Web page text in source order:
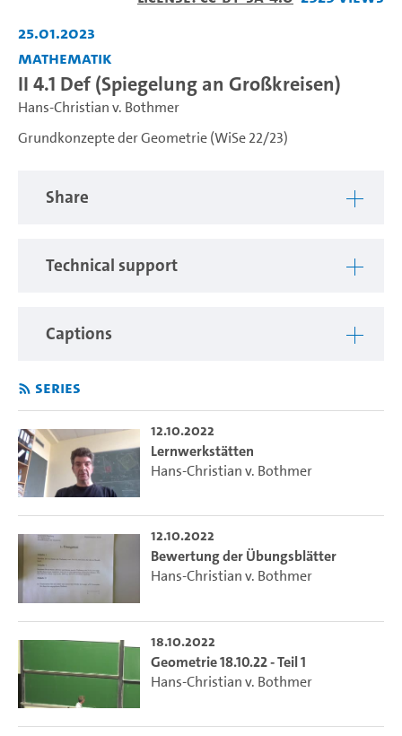
25.01.2023
Mathematik
II 4.1 Def (Spiegelung an Großkreisen)
Hans-Christian v. Bothmer
Grundkonzepte der Geometrie (WiSe 22/23)
Share
Technical support
Captions
Series
12.10.2022
Lernwerkstätten
Hans-Christian v. Bothmer
12.10.2022
Bewertung der Übungsblätter
Hans-Christian v. Bothmer
18.10.2022
Geometrie 18.10.22 - Teil 1
Hans-Christian v. Bothmer